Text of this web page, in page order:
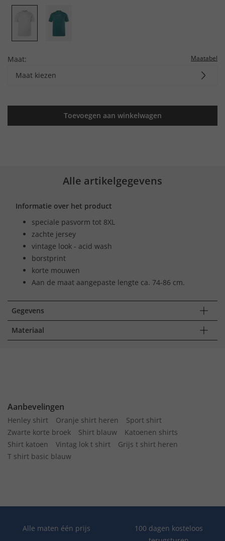
Maat: Maatabel
Maat kiezen
Toevoegen aan winkelwagen
Alle artikelgegevens
Informatie over het product
speciale pasvorm tot 8XL
zachte jersey
vintage look - acid wash
borstprint
korte mouwen
Aan de maat aangepaste lengte ca. 74-86 cm.
Gegevens
Materiaal
Aanbevelingen
Henley shirt Oranje shirt heren
Sport shirt
Zwarte korte broek
Shirt blauw
Katoenen shirts
Shirt katoen
Vintag lok t shirt
Grijs t shirt heren
T shirt basic blauw
Alle maten één prijs
100 dagen kosteloos